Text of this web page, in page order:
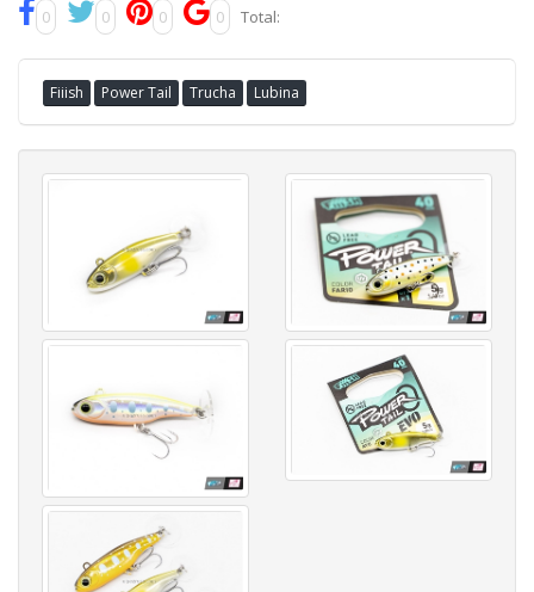
0 0 0 0 Total:
Fiiish Power Tail Trucha Lubina